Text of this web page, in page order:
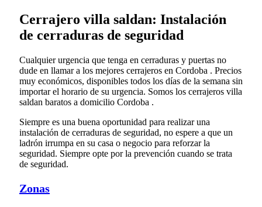
Cerrajero villa saldan: Instalación
de cerraduras de seguridad
Cualquier urgencia que tenga en cerraduras y puertas no
dude en llamar a los mejores cerrajeros en Cordoba . Precios
muy económicos, disponibles todos los días de la semana sin
importar el horario de su urgencia. Somos los cerrajeros villa
saldan baratos a domicilio Cordoba .
Siempre es una buena oportunidad para realizar una
instalación de cerraduras de seguridad, no espere a que un
ladrón irrumpa en su casa o negocio para reforzar la
seguridad. Siempre opte por la prevención cuando se trata
de seguridad.
Zonas